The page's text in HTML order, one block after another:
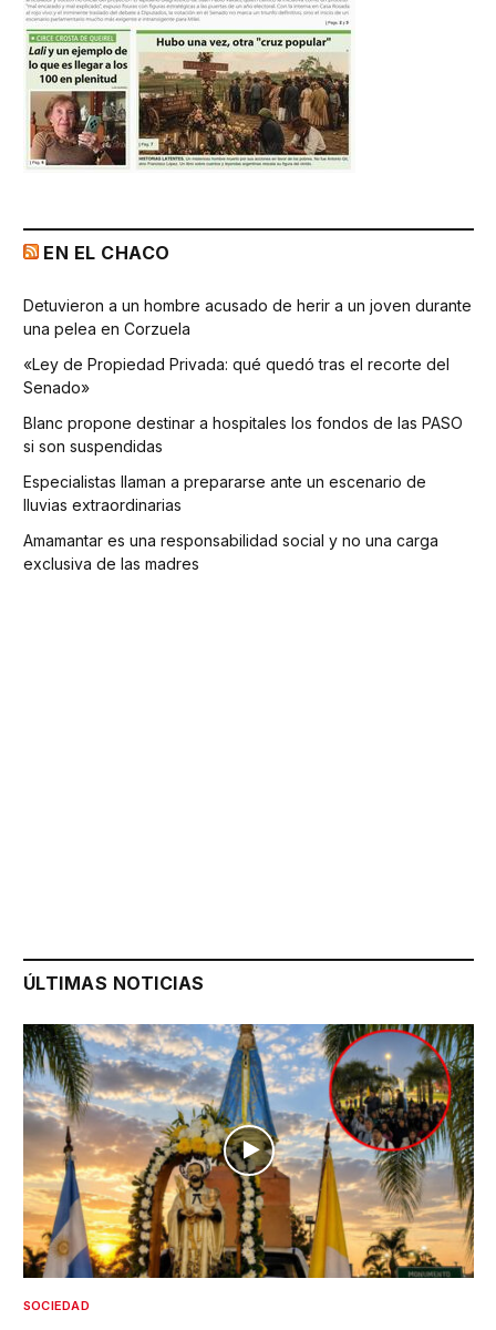
EN EL CHACO
Detuvieron a un hombre acusado de herir a un joven durante
una pelea en Corzuela
«Ley de Propiedad Privada: qué quedó tras el recorte del
Senado»
Blanc propone destinar a hospitales los fondos de las PASO
si son suspendidas
Especialistas llaman a prepararse ante un escenario de
lluvias extraordinarias
Amamantar es una responsabilidad social y no una carga
exclusiva de las madres
ÚLTIMAS NOTICIAS
SOCIEDAD